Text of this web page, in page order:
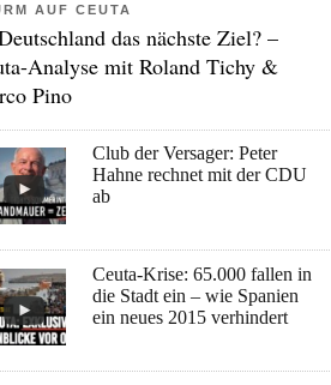
AUF CEUTA
das nächste Ziel? –
Analyse mit Roland Tichy &
Pino
Club der Versager: Peter
Hahne rechnet mit der CDU
ab
Ceuta-Krise: 65.000 fallen in
die Stadt ein – wie Spanien
ein neues 2015 verhindert